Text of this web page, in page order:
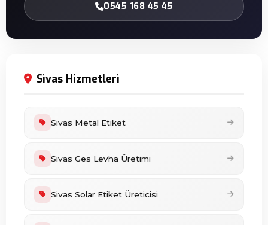
0545 168 45 45
Sivas Hizmetleri
Sivas Metal Etiket
Sivas Ges Levha Üretimi
Sivas Solar Etiket Üreticisi